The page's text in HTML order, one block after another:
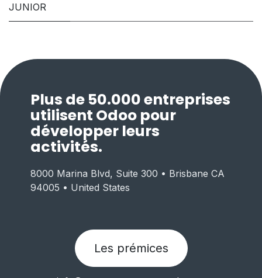
JUNIOR
Plus de 50.000 entreprises
utilisent Odoo pour
développer leurs
activités.
Les prémices
8000 Marina Blvd, Suite 300 • Brisbane CA
94005 • United States